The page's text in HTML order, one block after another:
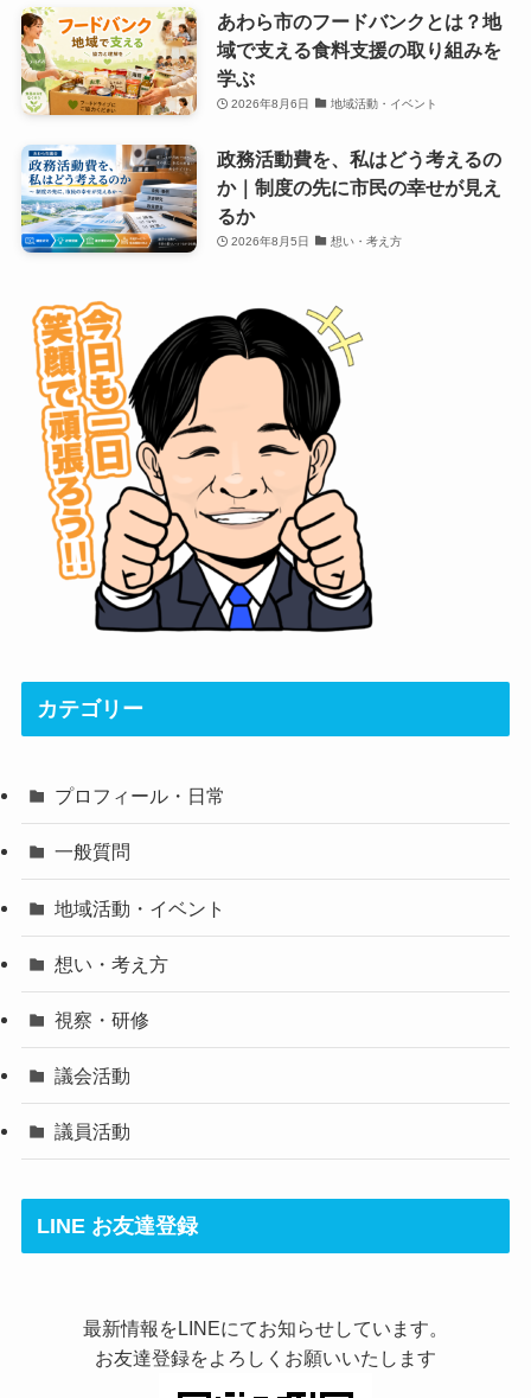
あわら市のフードバンクとは？地
域で支える食料支援の取り組みを
学ぶ
2026年8月6日 地域活動・イベント
政務活動費を、私はどう考えるの
か｜制度の先に市民の幸せが見え
るか
2026年8月5日 想い・考え方
カテゴリー
プロフィール・日常
一般質問
地域活動・イベント
想い・考え方
視察・研修
議会活動
議員活動
LINE お友達登録
最新情報をLINEにてお知らせしています。
お友達登録をよろしくお願いいたします